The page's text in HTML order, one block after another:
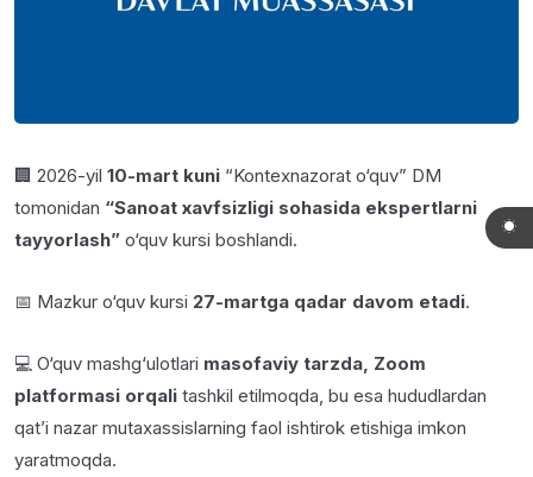
🏢 2026-yil 10-mart kuni “Kontexnazorat o‘quv” DM
tomonidan “Sanoat xavfsizligi sohasida ekspertlarni
tayyorlash” o‘quv kursi boshlandi.
📅 Mazkur o‘quv kursi 27-martga qadar davom etadi.
💻 O‘quv mashg‘ulotlari masofaviy tarzda, Zoom
platformasi orqali tashkil etilmoqda, bu esa hududlardan
qat’i nazar mutaxassislarning faol ishtirok etishiga imkon
yaratmoqda.